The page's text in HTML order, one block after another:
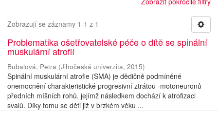
Zobrazují se záznamy 1-1 z 1
Problematika ošetřovatelské péče o dítě se spinální
muskulární atrofií
Bubalová, Petra (Jihočeská univerzita, 2015)
Spinální muskulární atrofie (SMA) je dědičně podmíněné
onemocnění charakteristické progresivní ztrátou -motoneuronů
předních míšních rohů, jejímž následkem dochází k atrofizaci
svalů. Díky tomu se děti již v brzkém věku ...